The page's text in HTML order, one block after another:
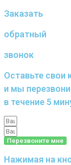
Заказать
обратный
звонок
Оставьте
и мы
в течение 5
Перезвоните мне
Нажимая на